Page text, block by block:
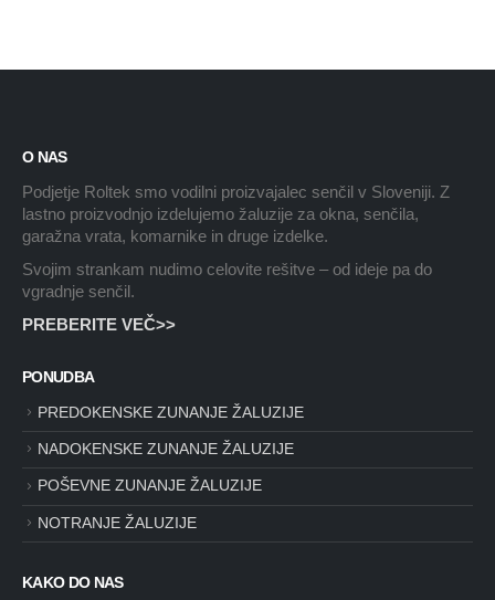
O NAS
Podjetje Roltek smo vodilni proizvajalec senčil v Sloveniji. Z
lastno proizvodnjo izdelujemo žaluzije za okna, senčila,
garažna vrata, komarnike in druge izdelke.
Svojim strankam nudimo celovite rešitve – od ideje pa do
vgradnje senčil.
PREBERITE VEČ>>
PONUDBA
PREDOKENSKE ZUNANJE ŽALUZIJE
NADOKENSKE ZUNANJE ŽALUZIJE
POŠEVNE ZUNANJE ŽALUZIJE
NOTRANJE ŽALUZIJE
KAKO DO NAS